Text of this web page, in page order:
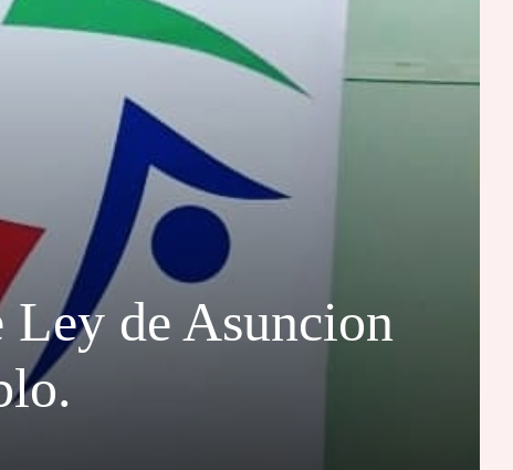
Ley de Asuncion